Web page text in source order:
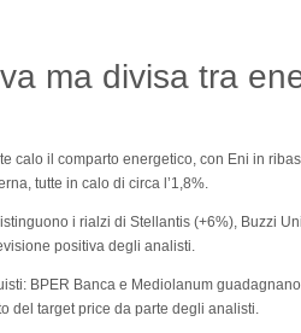
ma divisa tra
calo il comparto energetico, con Eni in
tutte in calo di circa l’1,8%.
i rialzi di Stellantis (+6%), Buzzi
positiva degli analisti.
BPER Banca e Mediolanum
del target price da parte degli analisti.